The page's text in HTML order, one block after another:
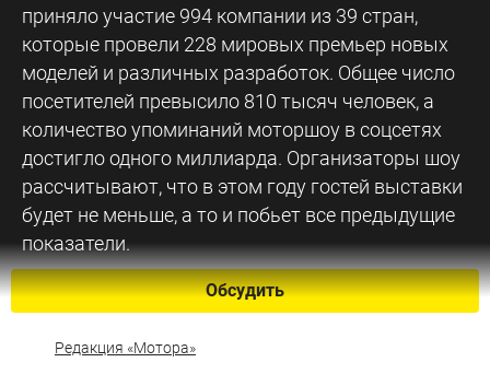
приняло участие 994 компании из 39 стран,
которые провели 228 мировых премьер новых
моделей и различных разработок. Общее число
посетителей превысило 810 тысяч человек, а
количество упоминаний моторшоу в соцсетях
достигло одного миллиарда. Организаторы шоу
рассчитывают, что в этом году гостей выставки
будет не меньше, а то и побьет все предыдущие
показатели.
Обсудить
Редакция «Мотора»